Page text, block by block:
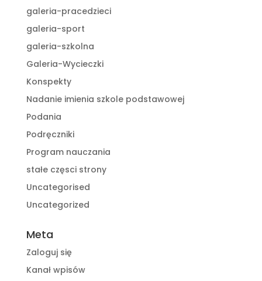
galeria-pracedzieci
galeria-sport
galeria-szkolna
Galeria-Wycieczki
Konspekty
Nadanie imienia szkole podstawowej
Podania
Podręczniki
Program nauczania
stałe częsci strony
Uncategorised
Uncategorized
Meta
Zaloguj się
Kanał wpisów